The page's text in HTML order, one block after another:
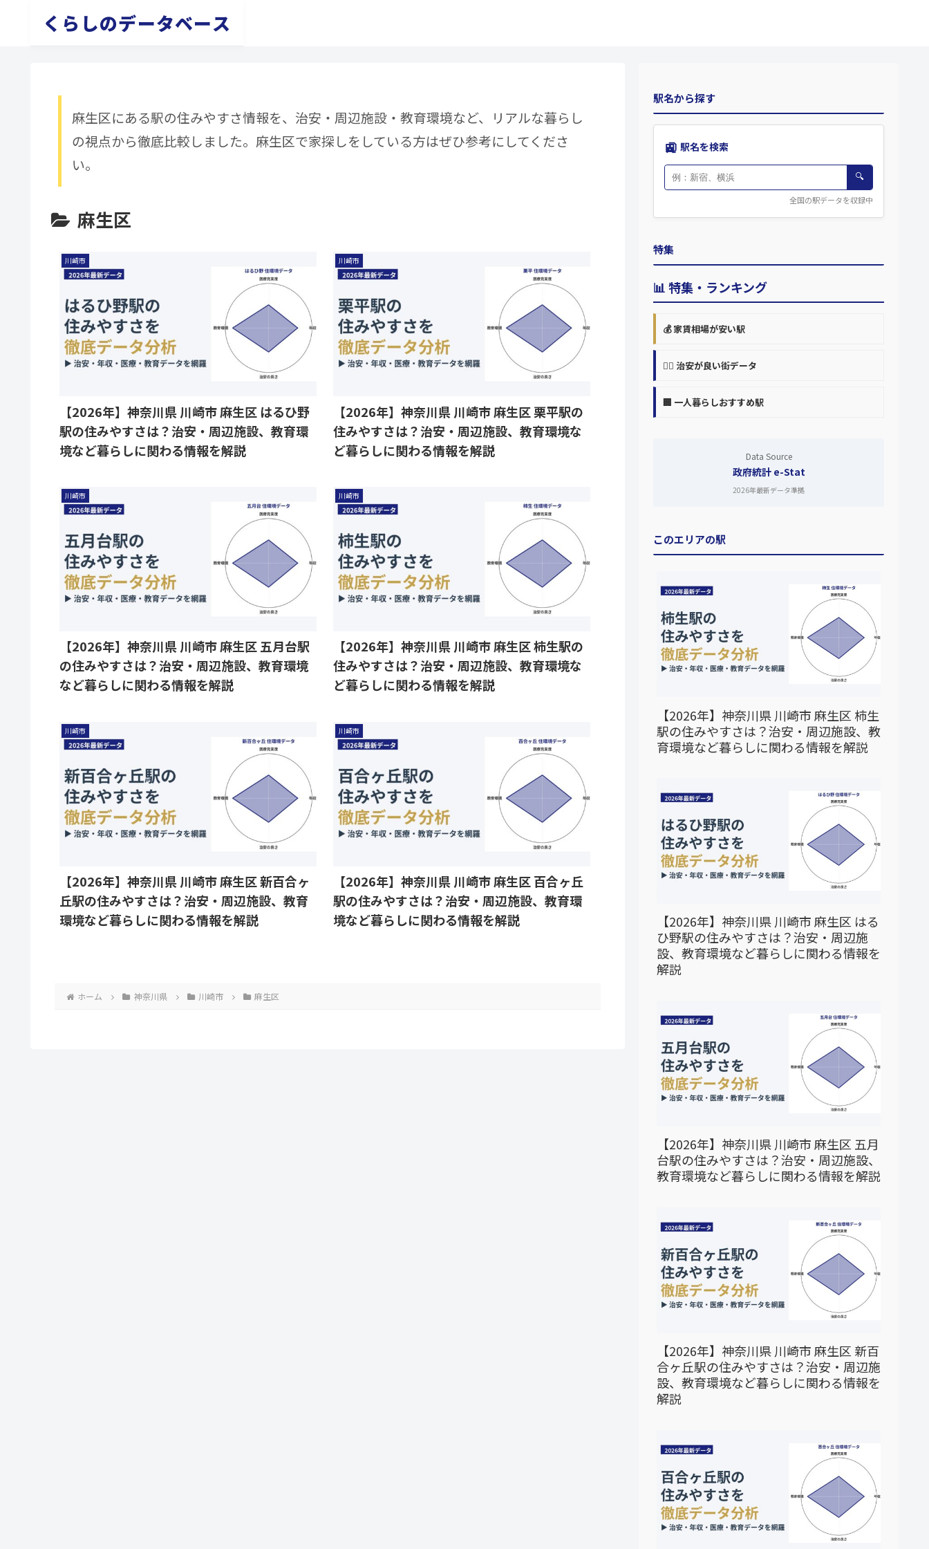
くらしのデータベース
麻生区にある駅の住みやすさ情報を、治安・周辺施設・教育環境など、リアルな暮らし
の視点から徹底比較しました。麻生区で家探しをしている方はぜひ参考にしてくださ
い。
麻生区
川崎市
【2026年】神奈川県 川崎市 麻生区 はるひ野
駅の住みやすさは？治安・周辺施設、教育環
境など暮らしに関わる情報を解説
川崎市
【2026年】神奈川県 川崎市 麻生区 栗平駅の
住みやすさは？治安・周辺施設、教育環境な
ど暮らしに関わる情報を解説
川崎市
【2026年】神奈川県 川崎市 麻生区 五月台駅
の住みやすさは？治安・周辺施設、教育環境
など暮らしに関わる情報を解説
川崎市
【2026年】神奈川県 川崎市 麻生区 柿生駅の
住みやすさは？治安・周辺施設、教育環境な
ど暮らしに関わる情報を解説
川崎市
【2026年】神奈川県 川崎市 麻生区 新百合ヶ
丘駅の住みやすさは？治安・周辺施設、教育
環境など暮らしに関わる情報を解説
川崎市
【2026年】神奈川県 川崎市 麻生区 百合ヶ丘
駅の住みやすさは？治安・周辺施設、教育環
境など暮らしに関わる情報を解説
ホーム 神奈川県 川崎市 麻生区
駅名から探す
🚉 駅名を検索
🔍
全国の駅データを収録中
特集
📊 特集・ランキング
💰 家賃相場が安い駅
👮‍♀️ 治安が良い街データ
🏢 一人暮らしおすすめ駅
Data Source
政府統計 e-Stat
2026年最新データ準拠
このエリアの駅
【2026年】神奈川県 川崎市 麻生区 柿生
駅の住みやすさは？治安・周辺施設、教
育環境など暮らしに関わる情報を解説
【2026年】神奈川県 川崎市 麻生区 はる
ひ野駅の住みやすさは？治安・周辺施
設、教育環境など暮らしに関わる情報を
解説
【2026年】神奈川県 川崎市 麻生区 五月
台駅の住みやすさは？治安・周辺施設、
教育環境など暮らしに関わる情報を解説
【2026年】神奈川県 川崎市 麻生区 新百
合ヶ丘駅の住みやすさは？治安・周辺施
設、教育環境など暮らしに関わる情報を
解説